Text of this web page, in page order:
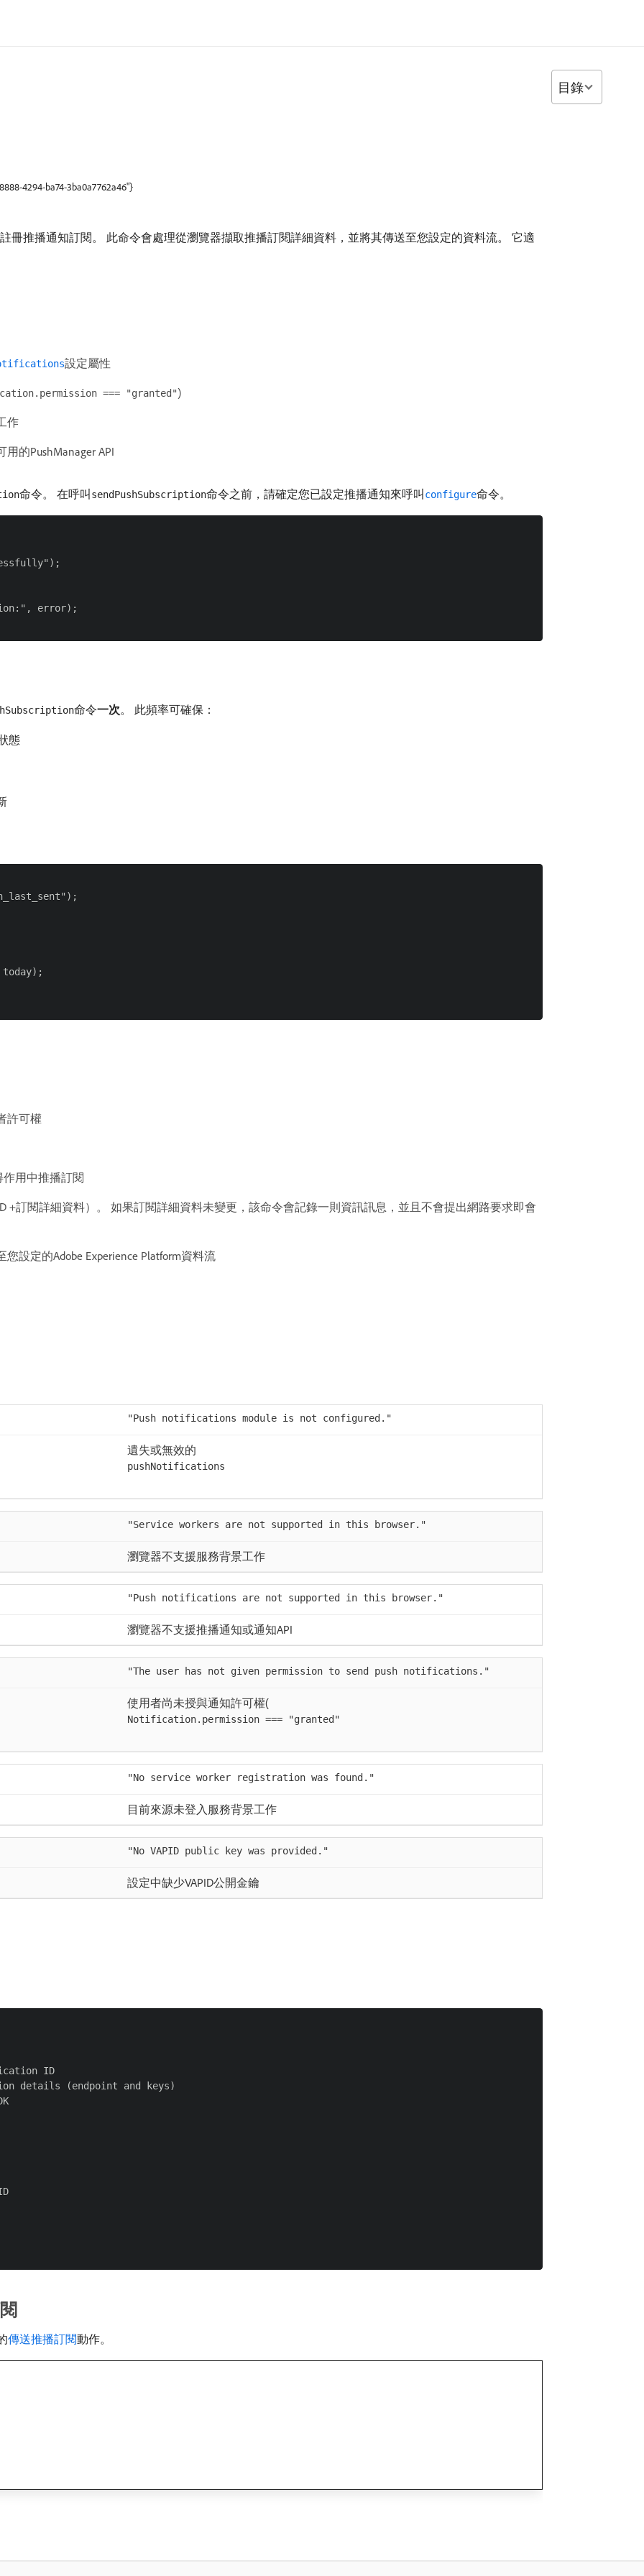
4294-ba74-3ba0a7762a46"}
註冊推播通知訂閱。 此命令會處理從瀏覽器擷取推播訂閱詳細資料，並將其傳送至您設定的資料流。 它適
設定屬性
=== "granted")
作
的PushManager API
命令。 在呼叫 sendPushSubscription命令之前，請確定您已設定推播通知來呼叫 configure命令。
error);
命令​一次。 此頻率可確保：
態
許可權
作用中推播訂閱
+訂閱詳細資料）。 如果訂閱詳細資料未變更，該命令會記錄一則資訊訊息，並且不會提出網路要求即會
設定的Adobe Experience Platform資料流
"Push notifications module is not configured."
遺失或無效的
pushNotifications
"Service workers are not supported in this browser."
瀏覽器不支援服務背景工作
"Push notifications are not supported in this browser."
瀏覽器不支援推播通知或通知API
"The user has not given permission to send push notifications."
使用者尚未授與通知許可權(
Notification.permission === "granted"
"No service worker registration was found."
目前來源未登入服務背景工作
"No VAPID public key was provided."
設定中缺少VAPID公開金鑰
ID
details (endpoint and keys)
傳送推播訂閱動作。
目錄